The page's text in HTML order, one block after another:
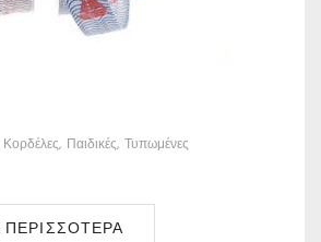
Κορδέλες Παιδικές Τυπωμένες
ΠΕΡΙΣΣΌΤΕΡΑ